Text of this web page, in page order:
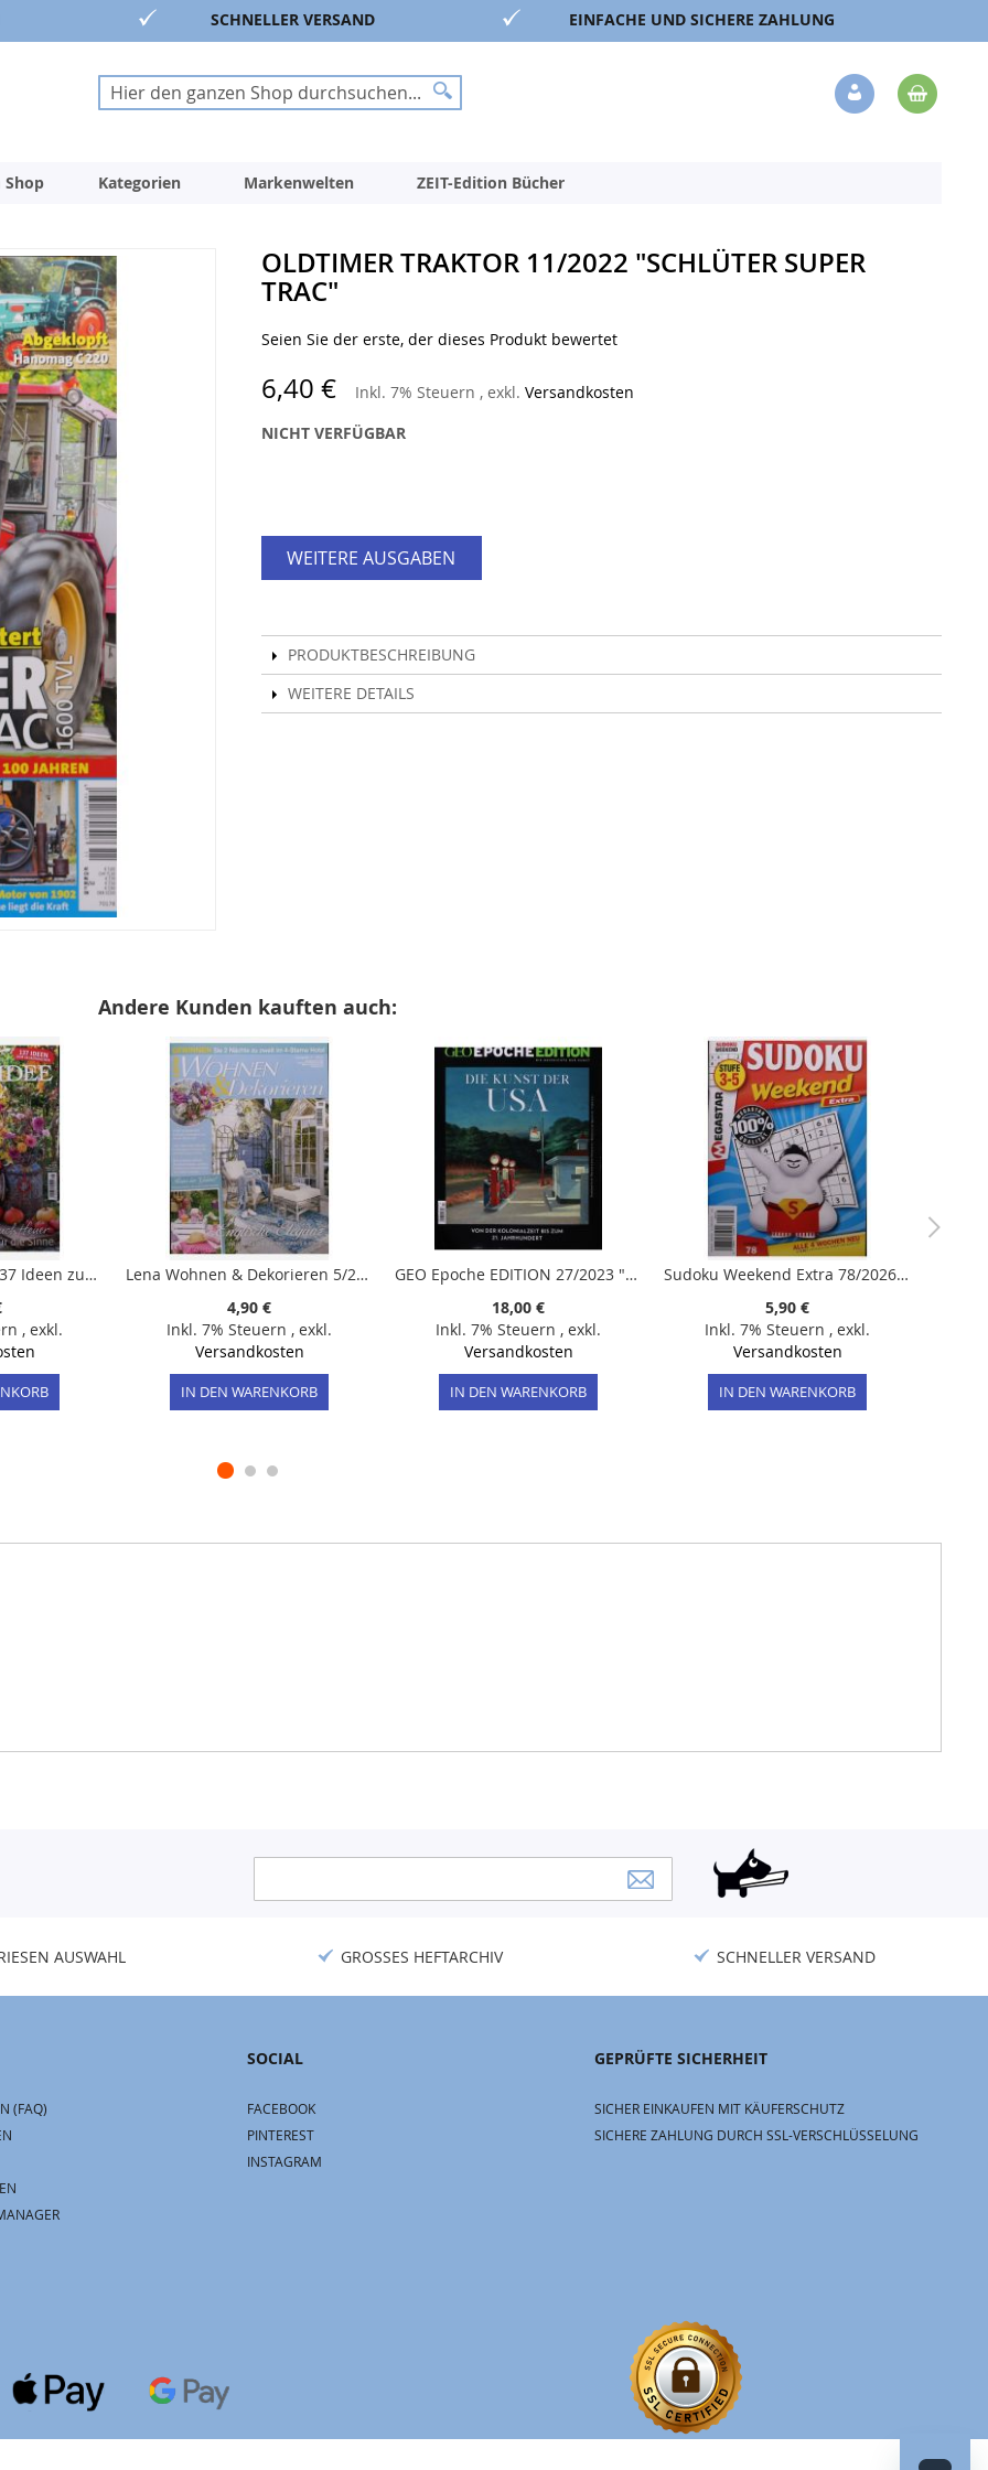
SCHNELLER VERSAND EINFACHE UND SICHERE ZAHLUNG
Suche
Suche
Veränderung
Shop Kategorien Markenwelten ZEIT-Edition Bücher
OLDTIMER TRAKTOR 11/2022 "SCHLÜTER SUPER
TRAC"
Seien Sie der erste, der dieses Produkt bewertet
6,40 € Inkl. 7% Steuern , exkl. Versandkosten
NICHT VERFÜGBAR
WEITERE AUSGABEN
PRODUKTBESCHREIBUNG
WEITERE DETAILS
Andere Kunden kauften auch:
Landidee 5/2026 "137 Ideen zum Selbermachen"
, exkl.
Lena Wohnen & Dekorieren 5/2026
4,90 €
Inkl. 7% Steuern , exkl.
Versandkosten
IN DEN WARENKORB
GEO Epoche EDITION 27/2023 "Die Kunst der USA"
18,00 €
Inkl. 7% Steuern , exkl.
Versandkosten
IN DEN WARENKORB
Sudoku Weekend Extra 78/2026 "Rätsel mit Schwierigkeitsgrad 3-5"
5,90 €
Inkl. 7% Steuern , exkl.
Versandkosten
IN DEN WARENKORB
Newsletter:
AUSWAHL GROSSES HEFTARCHIV SCHNELLER VERSAND
(FAQ)
SOCIAL
FACEBOOK
PINTEREST
INSTAGRAM
GEPRÜFTE SICHERHEIT
SICHER EINKAUFEN MIT KÄUFERSCHUTZ
SICHERE ZAHLUNG DURCH SSL-VERSCHLÜSSELUNG